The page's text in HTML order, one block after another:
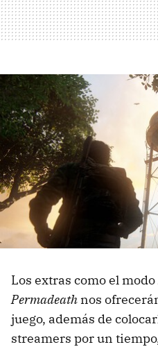
Los extras como el modo
Permadeath nos
juego, además de
streamers por un